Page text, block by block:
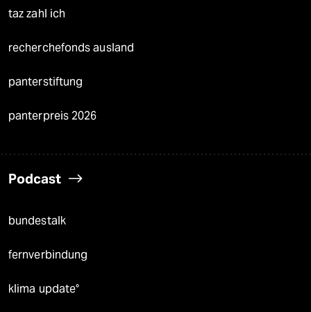
taz zahl ich
recherchefonds ausland
panterstiftung
panterpreis 2026
Podcast
bundestalk
fernverbindung
klima update°